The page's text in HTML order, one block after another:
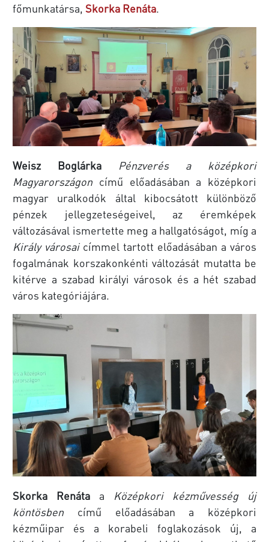
főmunkatársa, Skorka Renáta.
Weisz Boglárka
Pénzverés a középkori
Magyarországon című előadásában a középkori
magyar uralkodók által kibocsátott különböző
pénzek jellegzeteségeivel, az éremképek
változásával ismertette meg a hallgatóságot, míg a
Király városaicímmel tartott előadásában a város
fogalmának korszakonkénti változását mutatta be
kitérve a szabad királyi városok és a hét szabad
város kategóriájára.
Skorka Renáta a Középkori kézművesség új
köntösben című előadásában a középkori
kézműipar és a korabeli foglakozások új, a